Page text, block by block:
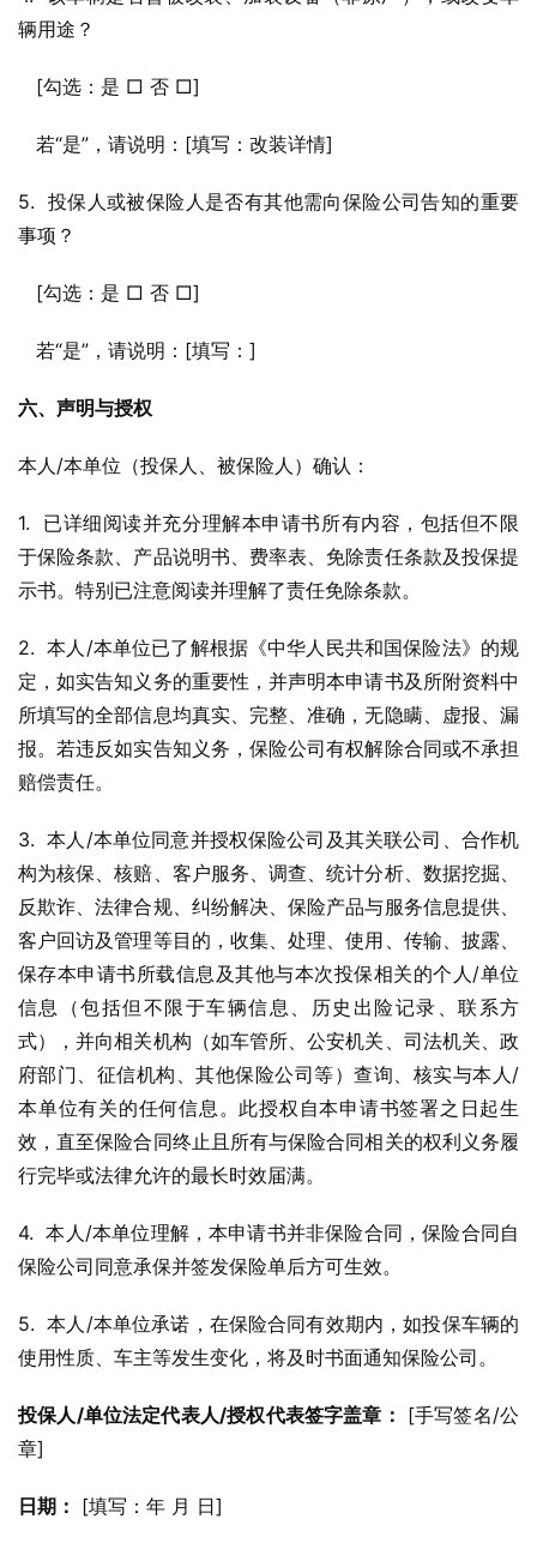
辆用途？
   [勾选：是 □ 否 □]
   若“是”，请说明：[填写：改装详情]
5.  投保人或被保险人是否有其他需向保险公司告知的重要
事项？
   [勾选：是 □ 否 □]
   若“是”，请说明：[填写：]
六、声明与授权
本人/本单位（投保人、被保险人）确认：
1.  已详细阅读并充分理解本申请书所有内容，包括但不限
于保险条款、产品说明书、费率表、免除责任条款及投保提
示书。特别已注意阅读并理解了责任免除条款。
2.  本人/本单位已了解根据《中华人民共和国保险法》的规
定，如实告知义务的重要性，并声明本申请书及所附资料中
所填写的全部信息均真实、完整、准确，无隐瞒、虚报、漏
报。若违反如实告知义务，保险公司有权解除合同或不承担
赔偿责任。
3.  本人/本单位同意并授权保险公司及其关联公司、合作机
构为核保、核赔、客户服务、调查、统计分析、数据挖掘、
反欺诈、法律合规、纠纷解决、保险产品与服务信息提供、
客户回访及管理等目的，收集、处理、使用、传输、披露、
保存本申请书所载信息及其他与本次投保相关的个人/单位
信息（包括但不限于车辆信息、历史出险记录、联系方
式），并向相关机构（如车管所、公安机关、司法机关、政
府部门、征信机构、其他保险公司等）查询、核实与本人/
本单位有关的任何信息。此授权自本申请书签署之日起生
效，直至保险合同终止且所有与保险合同相关的权利义务履
行完毕或法律允许的最长时效届满。
4.  本人/本单位理解，本申请书并非保险合同，保险合同自
保险公司同意承保并签发保险单后方可生效。
5.  本人/本单位承诺，在保险合同有效期内，如投保车辆的
使用性质、车主等发生变化，将及时书面通知保险公司。
投保人/单位法定代表人/授权代表签字盖章： [手写签名/公
章]
日期： [填写：年 月 日]